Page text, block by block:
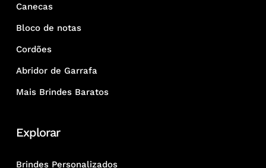
Canecas
Bloco de notas
Cordões
Abridor de Garrafa
Mais Brindes Baratos
Explorar
Brindes Personalizados